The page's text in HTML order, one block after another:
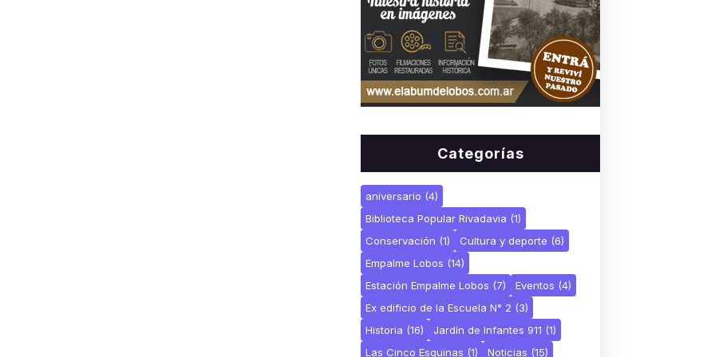
Categorías
aniversario (4)
Biblioteca Popular Rivadavia (1)
Conservación (1) Cultura y deporte (6)
Empalme Lobos (14)
Estación Empalme Lobos (7) Eventos (4)
Ex edificio de la Escuela N° 2 (3)
Historia (16) Jardín de Infantes 911 (1)
Las Cinco Esquinas (1) Noticias (15)